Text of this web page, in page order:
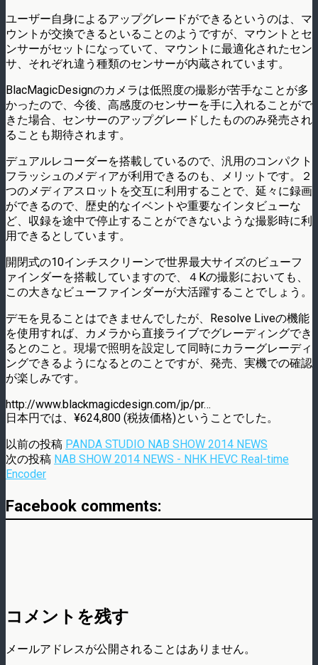
ユーザー自身によるアップグレードができるというのは、マ
ウントが交換できるといるこ­とのようですが、マウントとセ
ンサーがセットになっていて、マウントに最適化されたセ­ン
サ、それぞれ違う種類のセンサーが内蔵されています。
BlacMagicDesignのカメラは低照度の撮影が苦手なことが多
かったので、­今後、高感度のセンサーを手に入れることがで
きた場合、センサーのアップグレードした­もののみ発売され
ることも期待されます。
デュアルレコーダーを搭載しているので、汎用のコンパクト
フラッシュのメディアが利用­できるのも、メリットです。２
つのメディアスロットを交互に利用することで、延々に録­画
ができるので、歴史的なイベントや重要なインタビューな
ど、収録を途中で停止するこ­とができないような撮影時に利
用できるとしています。
開閉式の10インチスクリーンで世界最大サイズのビューフ
ァインダーを搭載しています­ので、４Kの撮影においても、
この大きなビューファインダーが大活躍することでしょう­。
デモを見ることはできませんでしたが、Resolve Liveの機能
を使用すれば、カメラから直接ライブでグレーディングでき
るとのこと。­現場で照明を設定して同時にカラーグレーディ
ングできるようになるとのことですが、発­売、実機での確認
が楽しみです。
http://www.blackmagicdesign.com/jp/pr…
日本円では、¥624,800 (税抜価格)ということでした。
以前の投稿 PANDA STUDIO NAB SHOW 2014 NEWS
次の投稿 NAB SHOW 2014 NEWS - NHK HEVC Real-time
Encoder
Facebook comments:
コメントを残す
メールアドレスが公開されることはありません。